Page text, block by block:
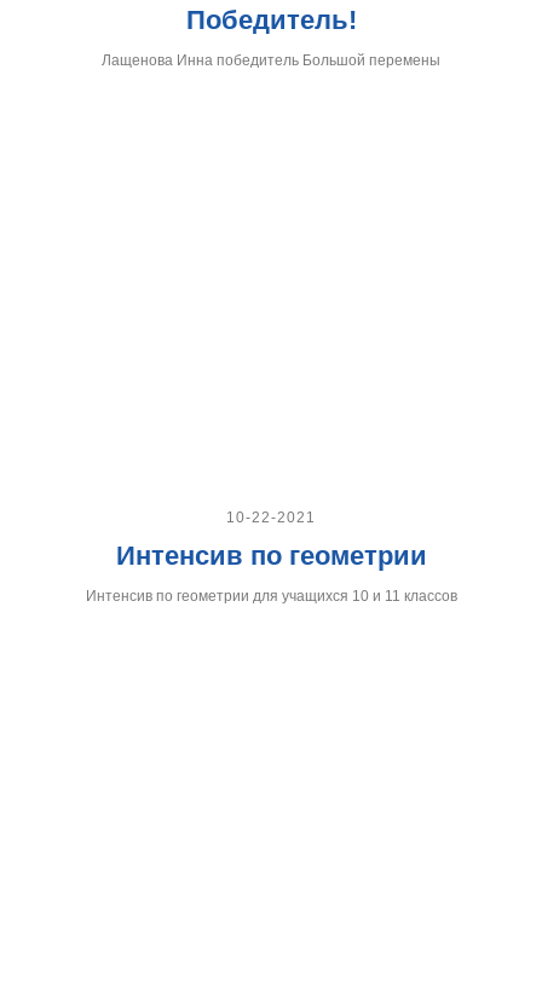
Победитель!
Лащенова Инна победитель Большой перемены
10-22-2021
Интенсив по геометрии
Интенсив по геометрии для учащихся 10 и 11 классов